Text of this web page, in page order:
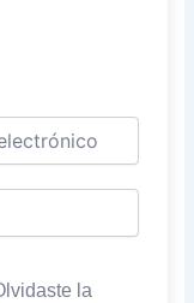
la